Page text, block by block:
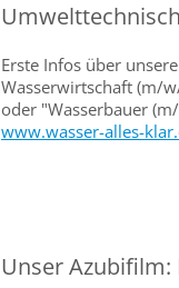
Erste Infos über
Wasserwirtschaft (m/
oder "Wasserbauer
www.wasser-alles-
Unser Azubifilm: